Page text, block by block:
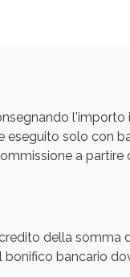
solo con
a
della somma
bancario